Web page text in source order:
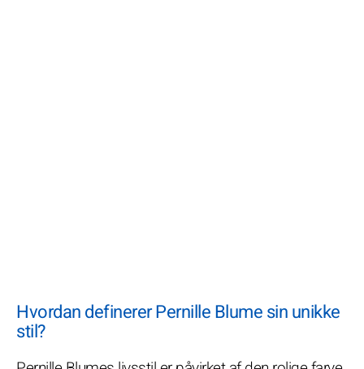
Hvordan definerer Pernille Blume sin unikke
stil?